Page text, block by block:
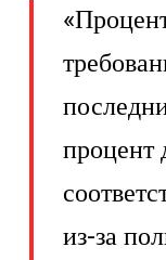
процент
из-за